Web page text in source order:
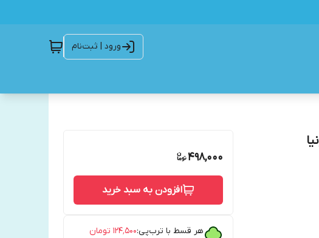
ورود | ثبت‌نام
498,000
افزودن به سبد خرید
هر قسط با ترب‌پی:۱۲۴٬۵۰۰ تومان